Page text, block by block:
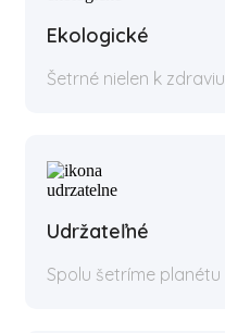
Ekologické
Šetrné nielen k zdraviu
Udržateľné
Spolu šetríme planétu